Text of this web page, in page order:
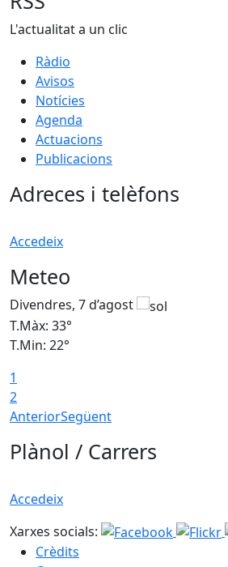
L'actualitat a un clic
Ràdio
Avisos
Notícies
Agenda
Actuacions
Publicacions
Adreces i telèfons
Accedeix
Meteo
Divendres, 7 d’agost
T.Màx: 33°
T.Min: 22°
1
2
AnteriorSegüent
Plànol / Carrers
Accedeix
Xarxes socials:
Crèdits